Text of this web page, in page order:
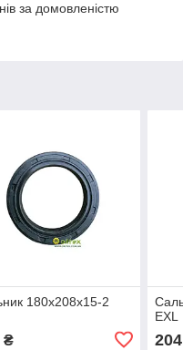
за домовленістю
180х208х15-2
₴
EXL
204